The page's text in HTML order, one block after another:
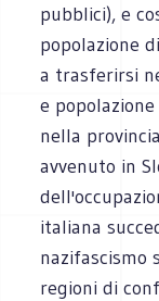
pubblici), e
popolazione
a trasferirsi
e
nella
avvenuto in
italiana
nazifascismo
regioni di